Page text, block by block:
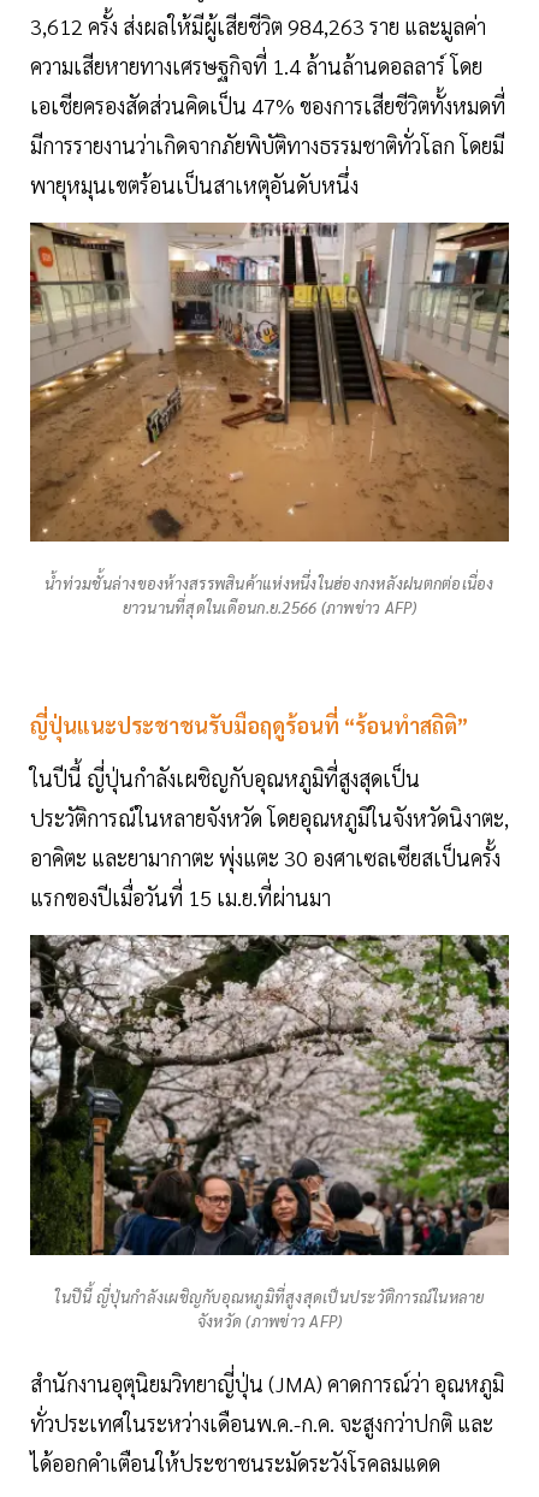
3,612 ครั้ง ส่งผลให้มีผู้เสียชีวิต 984,263 ราย และมูลค่า
ความเสียหายทางเศรษฐกิจที่ 1.4 ล้านล้านดอลลาร์ โดย
เอเชียครองสัดส่วนคิดเป็น 47% ของการเสียชีวิตทั้งหมดที่
มีการรายงานว่าเกิดจากภัยพิบัติทางธรรมชาติทั่วโลก โดยมี
พายุหมุนเขตร้อนเป็นสาเหตุอันดับหนึ่ง
น้ำท่วมชั้นล่างของห้างสรรพสินค้าแห่งหนึ่งในฮ่องกงหลังฝนตกต่อเนื่อง
ยาวนานที่สุดในเดือนก.ย.2566 (ภาพข่าว AFP)
ญี่ปุ่นแนะประชาชนรับมือฤดูร้อนที่ “ร้อนทำสถิติ”
ในปีนี้ ญี่ปุ่นกำลังเผชิญกับอุณหภูมิที่สูงสุดเป็น
ประวัติการณ์ในหลายจังหวัด โดยอุณหภูมิในจังหวัดนิงาตะ,
อาคิตะ และยามากาตะ พุ่งแตะ 30 องศาเซลเซียสเป็นครั้ง
แรกของปีเมื่อวันที่ 15 เม.ย.ที่ผ่านมา
ในปีนี้ ญี่ปุ่นกำลังเผชิญกับอุณหภูมิที่สูงสุดเป็นประวัติการณ์ในหลาย
จังหวัด (ภาพข่าว AFP)
สำนักงานอุตุนิยมวิทยาญี่ปุ่น (JMA) คาดการณ์ว่า อุณหภูมิ
ทั่วประเทศในระหว่างเดือนพ.ค.-ก.ค. จะสูงกว่าปกติ และ
ได้ออกคำเตือนให้ประชาชนระมัดระวังโรคลมแดด